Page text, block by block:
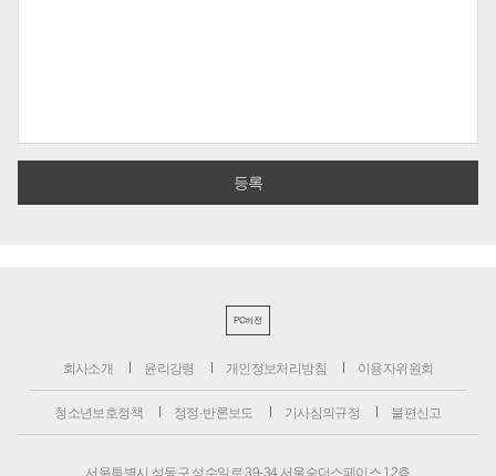
PC버전
회사소개 윤리강령 개인정보처리방침 이용자위원회
청소년보호정책 정정·반론보도 기사심의규정 불편신고
서울특별시 성동구 성수일로 39-34 서울숲더스페이스 12층